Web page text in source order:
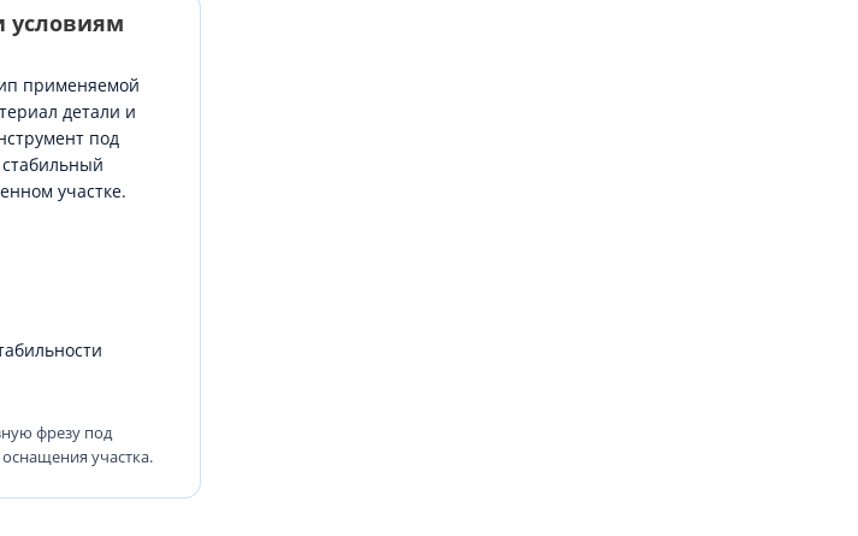
условиям
применяемой
детали и
под
участке.
фрезу под
участка.